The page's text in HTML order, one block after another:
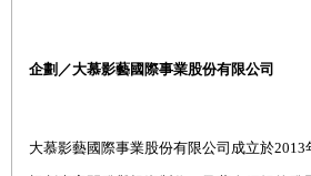
企劃／大慕影藝國際事業股份有限公司
大慕影藝國際事業股份有限公司成立於2013